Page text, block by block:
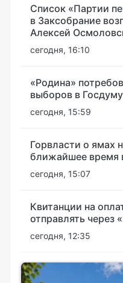
Список «Партии
в Заксобрание
Алексей
сегодня, 16:10
«Родина»
выборов в Госдуму
сегодня, 15:59
Горвласти о ямах
ближайшее время
сегодня, 15:07
Квитанции на
отправлять через
сегодня, 12:35